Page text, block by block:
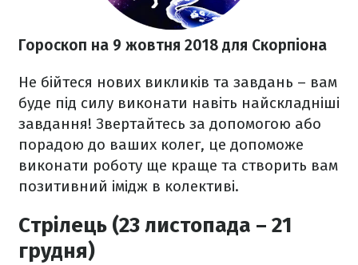
Гороскоп на 9 жовтня 2018 для Скорпіона
Не бійтеся нових викликів та завдань – вам
буде під силу виконати навіть найскладніші
завдання! Звертайтесь за допомогою або
порадою до ваших колег, це допоможе
виконати роботу ще краще та створить вам
позитивний імідж в колективі.
Стрілець (23 листопада – 21
грудня)